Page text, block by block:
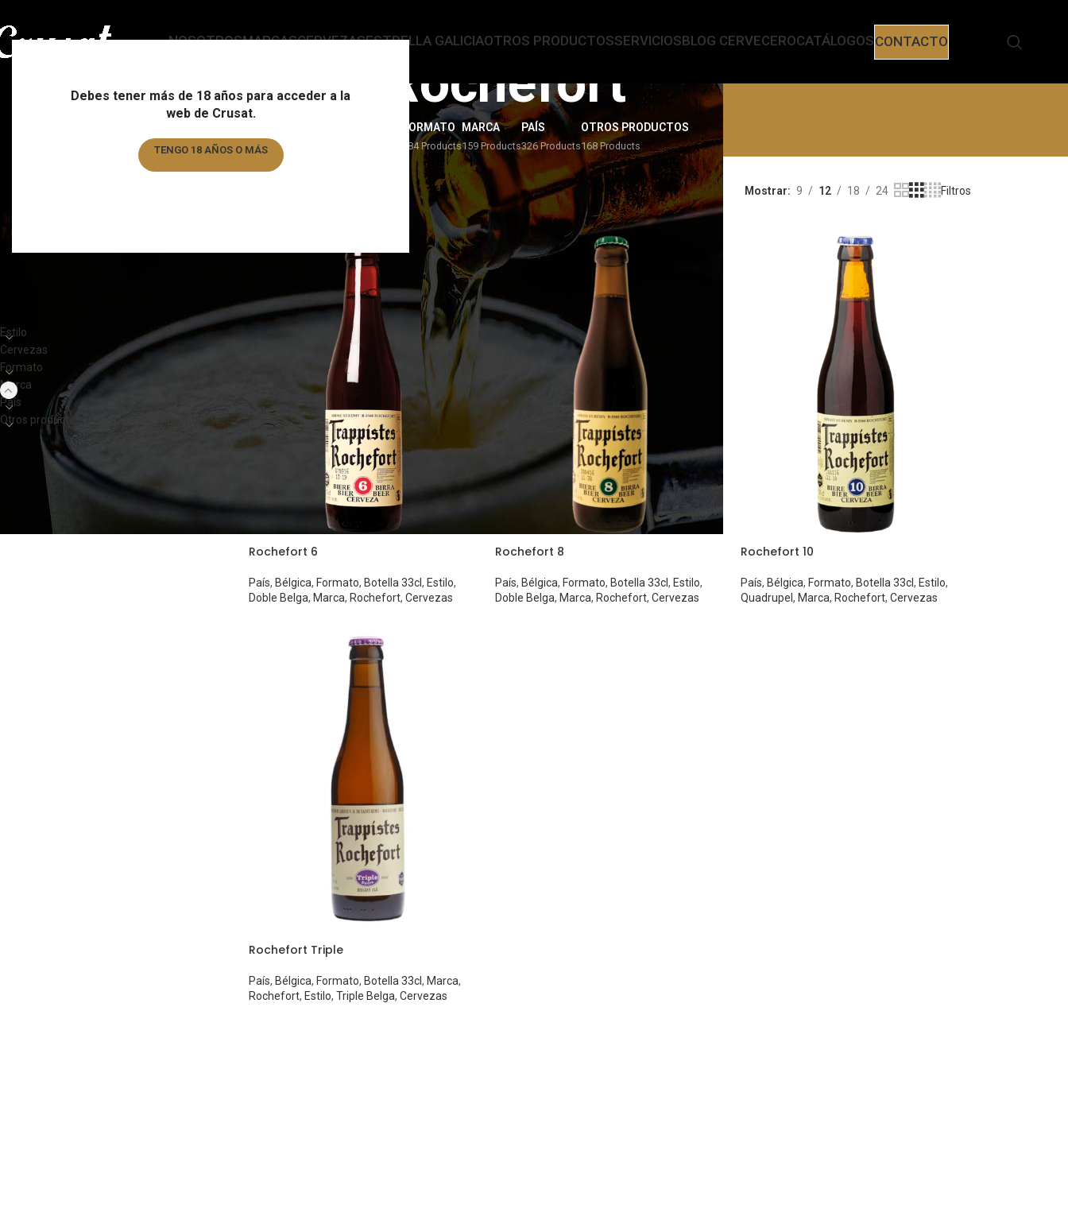
Debes tener más de 18 años para acceder a la
web de Crusat.
TENGO 18 AÑOS O MÁS
NOSOTROSMARCASCERVEZASESTRELLA GALICIAOTROS PRODUCTOSSERVICIOSBLOG CERVECEROCATÁLOGOSCONTACTO
Rochefort
178 Products
FORMATO
284 Products
MARCA
159 Products
PAÍS
326 Products
OTROS PRODUCTOS
168 Products
Estilo
Cervezas
Formato
Marca
País
Otros productos
Mostrar 9 12 18 24 Filtros
Rochefort 6
País, Bélgica, Formato, Botella 33cl, Estilo,
Doble Belga, Marca, Rochefort, Cervezas
Rochefort 8
País, Bélgica, Formato, Botella 33cl, Estilo,
Doble Belga, Marca, Rochefort, Cervezas
Rochefort 10
País, Bélgica, Formato, Botella 33cl, Estilo,
Quadrupel, Marca, Rochefort, Cervezas
Rochefort Triple
País, Bélgica, Formato, Botella 33cl, Marca,
Rochefort, Estilo, Triple Belga, Cervezas